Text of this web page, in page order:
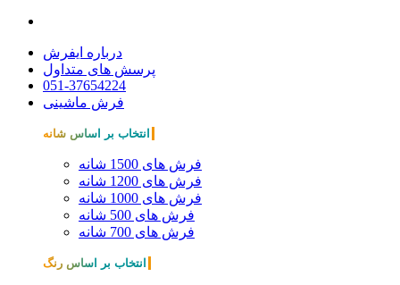
درباره ایفرش
پرسش های متداول
051-37654224
فرش ماشینی
انتخاب بر اساس شانه
فرش های 1500 شانه
فرش های 1200 شانه
فرش های 1000 شانه
فرش های 500 شانه
فرش های 700 شانه
انتخاب بر اساس رنگ